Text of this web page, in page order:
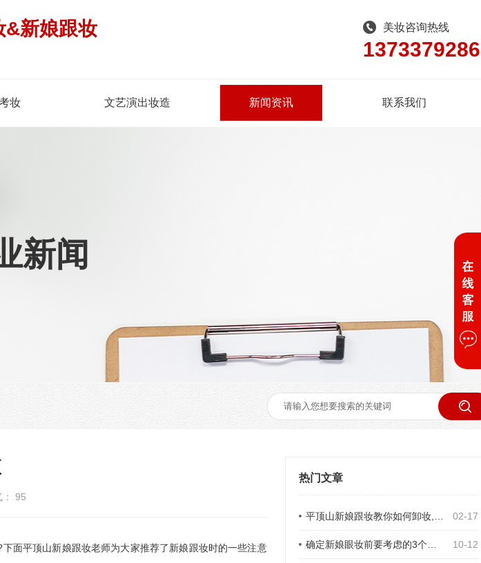
&新娘跟妆 美妆咨询热线
妆 文艺演出妆造 新闻资讯 联系我们
新闻
95
面平顶山新娘跟妆老师为大家推荐了新娘跟妆时的一些注意
热门文章
02-17
10-12